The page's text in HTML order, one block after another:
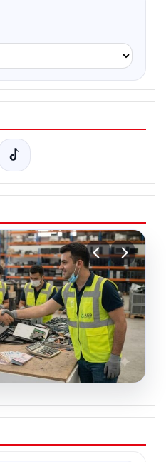
ve Geri